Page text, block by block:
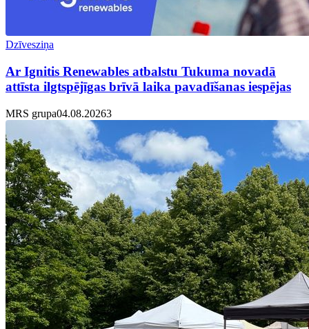
Dzīvesziņa
Ar Ignitis Renewables atbalstu Tukuma novadā
attīsta ilgtspējīgas brīvā laika pavadīšanas iespējas
MRS grupa04.08.20263